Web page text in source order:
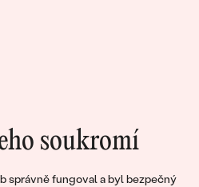
soukromí
správně fungoval a byl bezpečný